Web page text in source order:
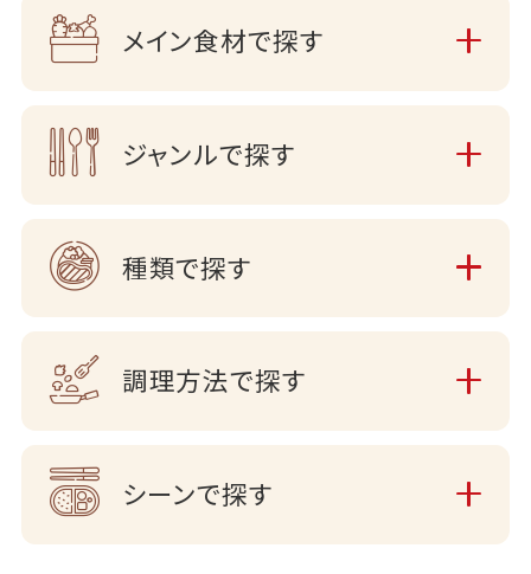
メイン食材で探す
ジャンルで探す
種類で探す
調理方法で探す
シーンで探す